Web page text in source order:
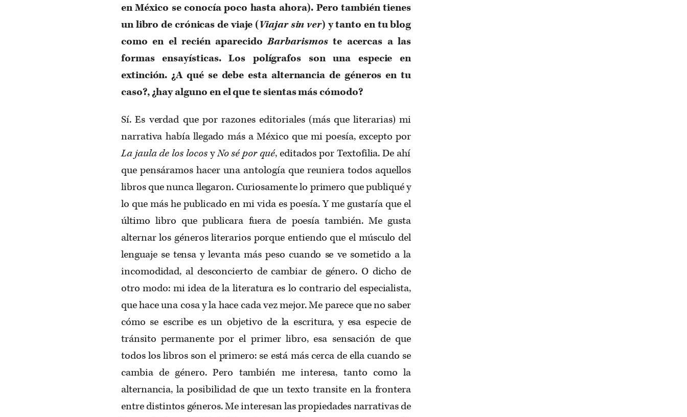
en México se conocía poco hasta ahora). Pero también tienes
un libro de crónicas de viaje (Viajar sin ver) y tanto en tu blog
como en el recién aparecidoBarbarismoste acercas a las
formas ensayísticas. Los polígrafos son una especie en
extinción. ¿A qué se debe esta alternancia de géneros en tu
caso?, ¿hay alguno en el que te sientas más cómodo?
Sí. Es verdad que por razones editoriales (más que literarias) mi
narrativa había llegado más a México que mi poesía, excepto por
La jaula de los locosyNo sé por qué, editados por Textofilia. De ahí
que pensáramos hacer una antología que reuniera todos aquellos
libros que nunca llegaron. Curiosamente lo primero que publiqué y
lo que más he publicado en mi vida es poesía. Y me gustaría que el
último libro que publicara fuera de poesía también. Me gusta
alternar los géneros literarios porque entiendo que el músculo del
lenguaje se tensa y levanta más peso cuando se ve sometido a la
incomodidad, al desconcierto de cambiar de género. O dicho de
otro modo: mi idea de la literatura es lo contrario del especialista,
que hace una cosa y la hace cada vez mejor. Me parece que no saber
cómo se escribe es un objetivo de la escritura, y esa especie de
tránsito permanente por el primer libro, esa sensación de que
todos los libros son el primero: se está más cerca de ella cuando se
cambia de género. Pero también me interesa, tanto como la
alternancia, la posibilidad de que un texto transite en la frontera
entre distintos géneros. Me interesan las propiedades narrativas de